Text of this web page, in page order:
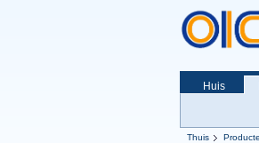
Huis
Thuis